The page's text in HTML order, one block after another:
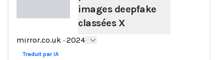
Loading...
images deepfake
classées X
mirror.co.uk · 2024
Traduit par IA